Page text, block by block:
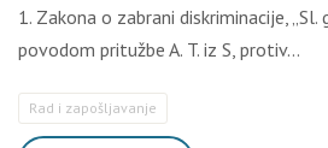
1. Zakona o zabrani diskriminacije, „Sl.
povodom pritužbe A. T. iz S, protiv…
Rad i zapošljavanje